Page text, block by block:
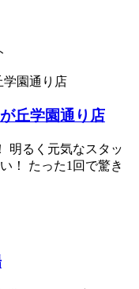
丘学園通り店
明るく元気なスタッ
！ たった1回で驚き